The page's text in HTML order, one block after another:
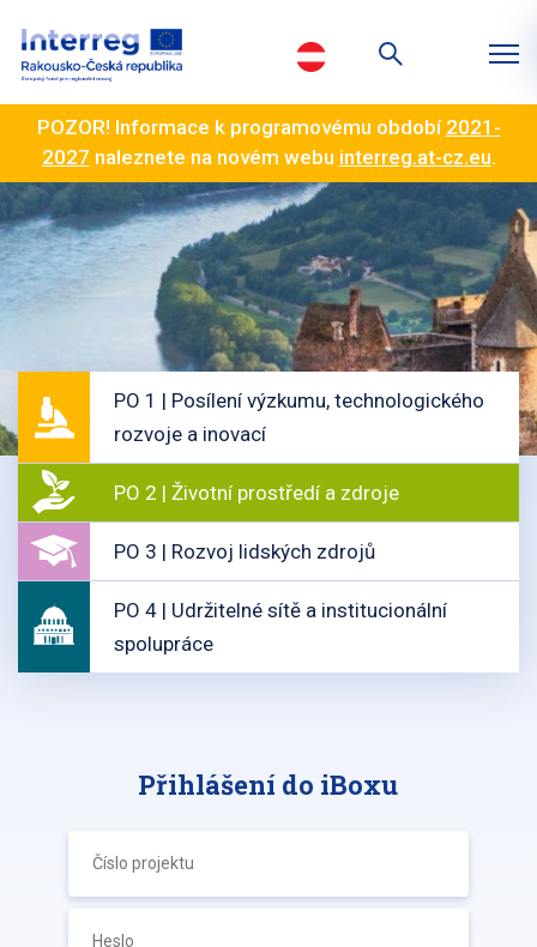
POZOR! Informace k programovému období 2021-
2027 naleznete na novém webu interreg.at-cz.eu.
PO 1 | Posílení výzkumu, technologického
rozvoje a inovací
PO 2 | Životní prostředí a zdroje
PO 3 | Rozvoj lidských zdrojů
PO 4 | Udržitelné sítě a institucionální
spolupráce
Přihlášení do iBoxu